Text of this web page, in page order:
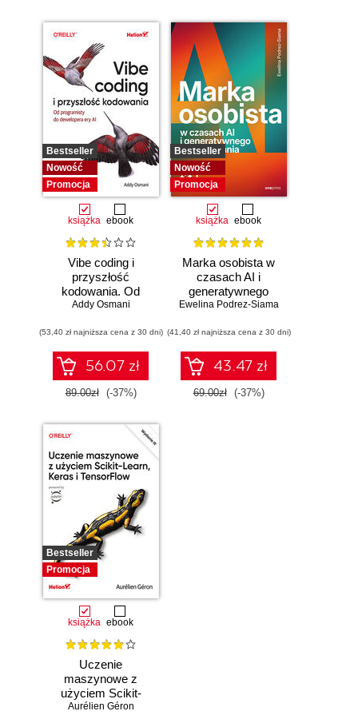
Bestseller
Nowość
Promocja
książka ebook
Vibe coding i
przyszłość
kodowania. Od
programisty do
Addy Osmani
(53,40 zł najniższa cena z 30 dni)
56.07 zł
89.00zł (-37%)
Bestseller
Nowość
Promocja
książka ebook
Marka osobista w
czasach AI i
generatywnego
wyszukiwania
Ewelina Podrez-Siama
(41,40 zł najniższa cena z 30 dni)
43.47 zł
69.00zł (-37%)
Bestseller
Promocja
książka ebook
Uczenie
maszynowe z
użyciem Scikit-
Learn, Keras i
Aurélien Géron